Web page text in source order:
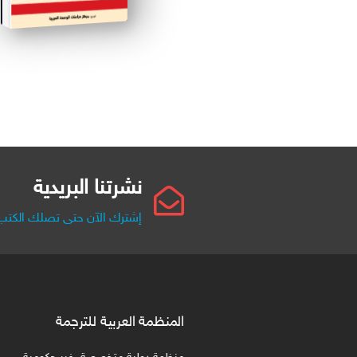
نشرتنا البريدية
إشترك الآن حتى تصلك
المنظمة العربية للترجمة